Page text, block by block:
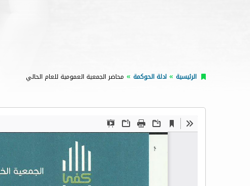
الرئيسية ادلة الحوكمة محاضر الجمعية العمومية للعام الحالي